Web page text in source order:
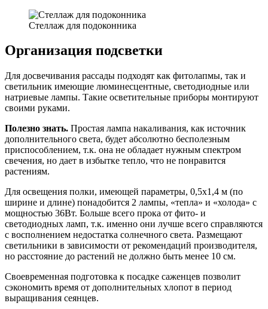
Стеллаж для подоконника
Организация подсветки
Для досвечивания рассады подходят как фитолапмы, так и
светильник имеющие люминесцентные, светодиодные или
натриевые лампы. Такие осветительные приборы монтируют
своими руками.
Полезно знать. Простая лампа накаливания, как источник
дополнительного света, будет абсолютно бесполезным
приспособлением, т.к. она не обладает нужным спектром
свечения, но дает в избытке тепло, что не понравится
растениям.
Для освещения полки, имеющей параметры, 0,5х1,4 м (по
ширине и длине) понадобится 2 лампы, «тепла» и «холода» с
мощностью 36Вт. Больше всего прока от фито- и
светодиодных ламп, т.к. именно они лучше всего справляются
с восполнением недостатка солнечного света. Размещают
светильники в зависимости от рекомендаций производителя,
но расстояние до растений не должно быть менее 10 см.
Своевременная подготовка к посадке саженцев позволит
сэкономить время от дополнительных хлопот в период
выращивания сеянцев.